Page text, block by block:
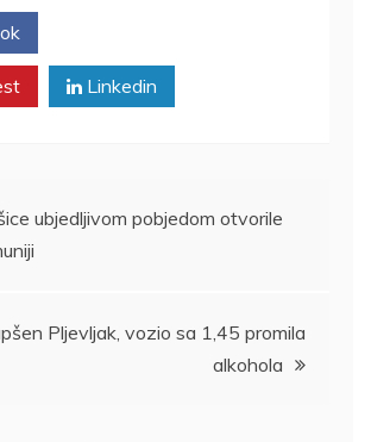
Linkedin
ubjedljivom pobjedom otvorile
Pljevljak, vozio sa 1,45 promila
alkohola